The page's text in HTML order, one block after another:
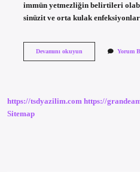
immün yetmezliğin belirtileri
sinüzit ve orta kulak
Devamını okuyunBağışıklık
Yorum
https://tsdyazilim.com https://
Sitemap